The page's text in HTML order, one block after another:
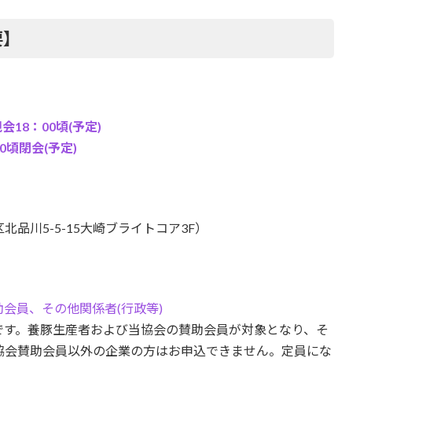
18：00頃(予定)
頃閉会(予定)
北品川5-5-15大崎ブライトコア3F）
員、その他関係者(行政等)
。養豚生産者および当協会の賛助会員が対象となり、そ
賛助会員以外の企業の方はお申込できません。定員にな